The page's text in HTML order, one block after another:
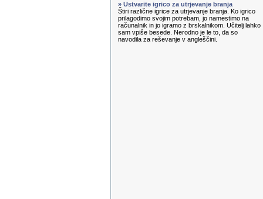
» Ustvarite igrico za utrjevanje branja
Štiri različne igrice za utrjevanje branja. Ko igrico
prilagodimo svojim potrebam, jo namestimo na
računalnik in jo igramo z brskalnikom. Učitelj lahko
sam vpiše besede. Nerodno je le to, da so
navodila za reševanje v angleščini.